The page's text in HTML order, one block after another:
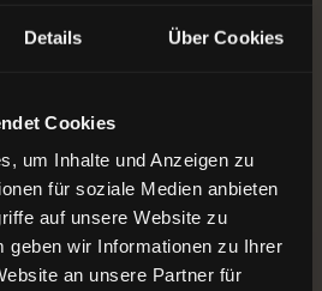
Details Über Cookies
Cookies
um Inhalte und Anzeigen zu
für soziale Medien anbieten
auf unsere Website zu
geben wir Informationen zu Ihrer
an unsere Partner für